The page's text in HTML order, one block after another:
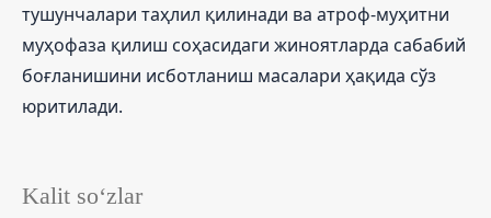
Kalit so‘zlar
тушунчалари таҳлил қилинади ва атроф-муҳитни
муҳофаза қилиш соҳасидаги жиноятларда сабабий
боғланишини исботланиш масалари ҳақида сўз
юритилади.